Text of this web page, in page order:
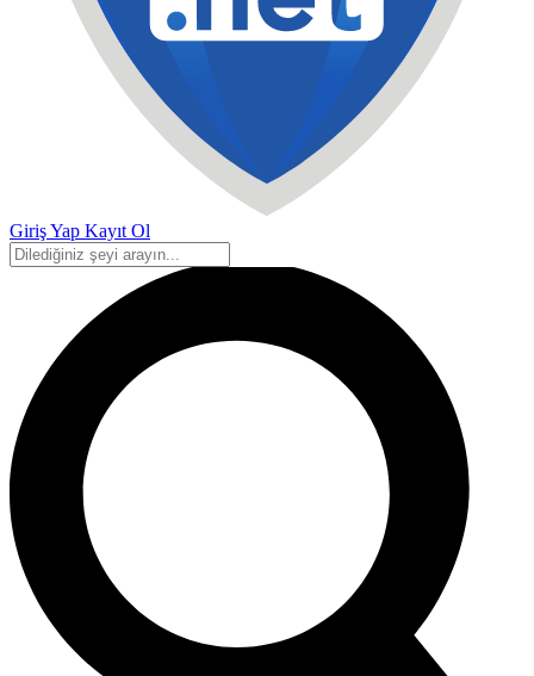
Giriş Yap Kayıt Ol